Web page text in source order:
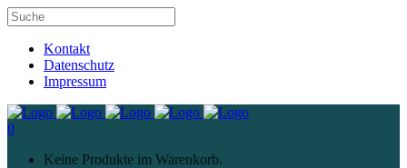
Kontakt
Datenschutz
Impressum
0
Keine Produkte im Warenkorb.